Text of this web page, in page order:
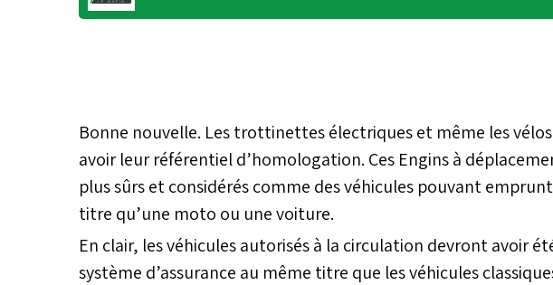
Bonne nouvelle. Les trottinettes électriques et même les
avoir leur référentiel d’homologation. Ces Engins à
plus sûrs et considérés comme des véhicules pouvant
titre qu’une moto ou une voiture.
En clair, les véhicules autorisés à la circulation devront avoir
système d’assurance au même titre que les véhicules